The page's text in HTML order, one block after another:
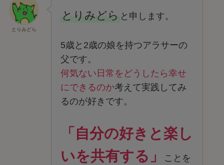
とりみどら
とりみどらと申します。
5歳と2歳の娘を持つアラサーの
父です。
何気ない日常をどうしたら幸せ
にできるのか考えて実践してみ
るのが好きです。
「自分の好きと楽し
いを共有する」
ことを